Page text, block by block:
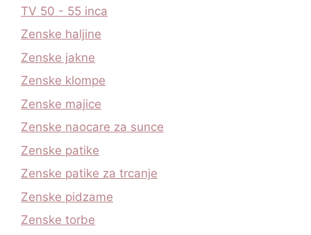
TV 50 - 55 inca
Zenske haljine
Zenske jakne
Zenske klompe
Zenske majice
Zenske naocare za sunce
Zenske patike
Zenske patike za trcanje
Zenske pidzame
Zenske torbe